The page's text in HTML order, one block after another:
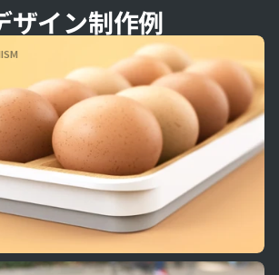
ザイン制作例